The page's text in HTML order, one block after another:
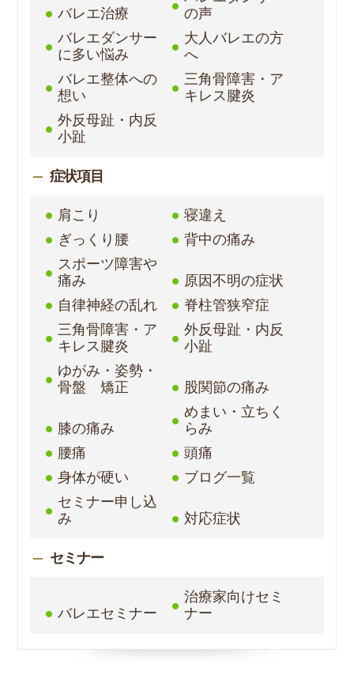
バレエ治療
の声
バレエダンサー
に多い悩み
大人バレエの方
へ
バレエ整体への
想い
三角骨障害・ア
キレス腱炎
外反母趾・内反
小趾
症状項目
肩こり
寝違え
ぎっくり腰
背中の痛み
スポーツ障害や
痛み
原因不明の症状
自律神経の乱れ
脊柱管狭窄症
三角骨障害・ア
キレス腱炎
外反母趾・内反
小趾
ゆがみ・姿勢・
骨盤 矯正
股関節の痛み
膝の痛み
めまい・立ちく
らみ
腰痛
頭痛
身体が硬い
ブログ一覧
セミナー申し込
み
対応症状
セミナー
バレエセミナー
治療家向けセミ
ナー